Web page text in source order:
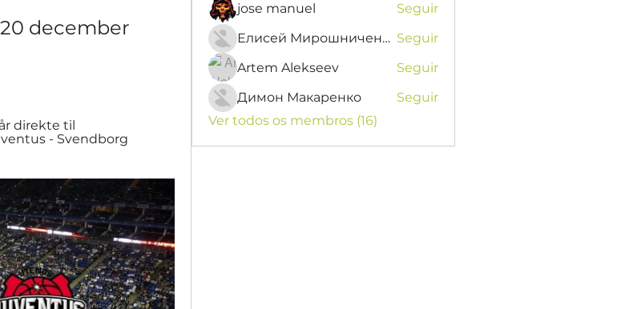
december
direkte til
- Svendborg
jose manuel
Seguir
Елисей Мирошниченко Seguir
Artem Alekseev
Seguir
Димон Макаренко
Seguir
Ver todos os membros (16)